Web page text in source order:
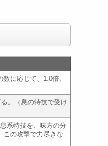
に応じて、1.0倍、
。（息の特技で受け
系特技を、味方の分
この攻撃で力尽きな